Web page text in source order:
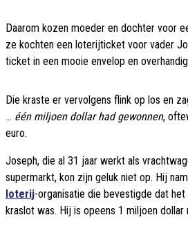
Daarom kozen moeder en dochter voor
ze kochten een loterijticket voor vader
ticket in een mooie envelop en
Die kraste er vervolgens flink op los en
... één miljoen dollar had gewonnen,
euro.
Joseph, die al 31 jaar werkt als
supermarkt, kon zijn geluk niet op. Hij
loterij-organisatie die bevestigde dat het
kraslot was. Hij is opeens 1 miljoen dollar